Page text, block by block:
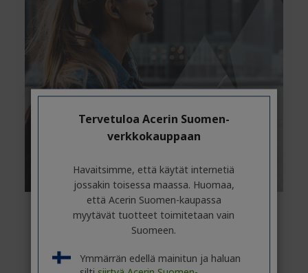
NordVPN protects you at all stages of
Tervetuloa Acerin Suomen-
verkkokauppaan
Havaitsimme, että käytät internetiä
jossakin toisessa maassa. Huomaa,
että Acerin Suomen-kaupassa
myytävät tuotteet toimitetaan vain
Suomeen.
Ymmärrän edellä mainitun ja haluan